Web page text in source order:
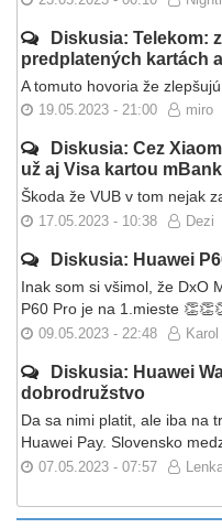
Diskusia: Telekom:
predplatených kartách
A tomuto hovoria že zlepšujú
19.05.2023 - 21:00 miro
Diskusia: Cez
už aj Visa kartou mBank
Škoda že VUB v tom nejak
17.05.2023 - 10:38 Dezi
Diskusia: Huawei
Inak som si všimol, že DxO
P60 Pro je na 1.mieste
09.05.2023 - 22:48
Diskusia: Huawei
dobrodružstvo
Da sa nimi platit, ale iba na
Huawei Pay. Slovensko
07.05.2023 - 07:57